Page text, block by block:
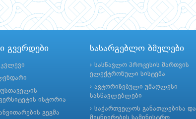
გვერდები
ისტორია
გეგმა
სასარგებლო ბმულები
სასწავლო პროცესის მართვის
ელექტრონული სისტემა
ავტორიზებული უმაღლესი
სასწავლებლები
საქართველოს განათლებისა და
მეცნიერების სამინისტრო